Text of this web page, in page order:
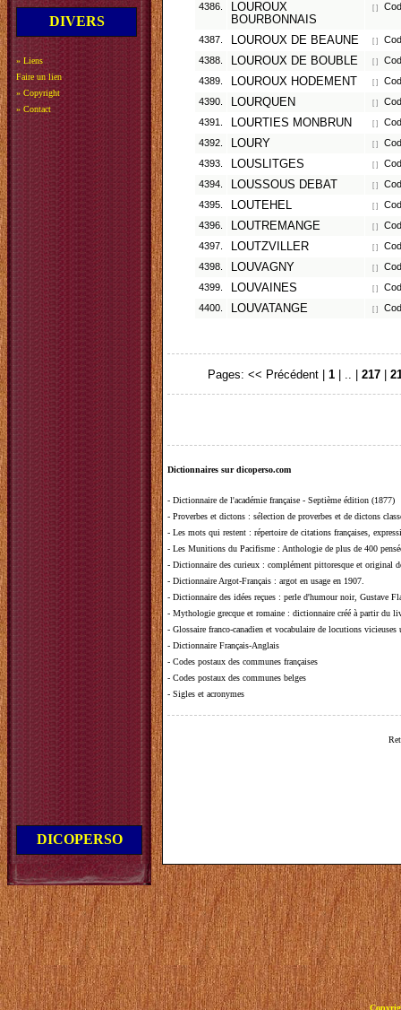
DIVERS
» Liens
Faire un lien
» Copyright
» Contact
DICOPERSO
4386.
LOUROUX
BOURBONNAIS
[ ]
4387. LOUROUX DE BEAUNE [ ]
4388.
LOUROUX DE BOUBLE [ ]
4389.
LOUROUX HODEMENT [ ]
4390.
LOURQUEN [ ]
4391.
LOURTIES MONBRUN [ ]
4392.
LOURY [ ]
4393.
LOUSLITGES [ ]
4394.
LOUSSOUS DEBAT [ ]
4395.
LOUTEHEL [ ]
4396.
LOUTREMANGE [ ]
4397.
LOUTZVILLER [ ]
4398.
LOUVAGNY [ ]
4399.
LOUVAINES [ ]
4400.
LOUVATANGE [ ]
Pages: << Précédent| 1| .. | 217|
Dictionnaires sur dicoperso.com
- Dictionnaire de l'académie française - Septième édition (1877)
- Proverbes et dictons : sélection de proverbes et de dictons
- Les mots qui restent : répertoire de citations françaises,
- Les Munitions du Pacifisme : Anthologie de plus de 400
- Dictionnaire des curieux : complément pittoresque et original
- Dictionnaire Argot-Français : argot en usage en 1907.
- Dictionnaire des idées reçues : perle d'humour noir, Gustave
- Mythologie grecque et romaine : dictionnaire créé à partir du
- Glossaire franco-canadien et vocabulaire de locutions vicieuses
- Dictionnaire Français-Anglais
- Codes postaux des communes françaises
- Codes postaux des communes belges
- Sigles et acronymes